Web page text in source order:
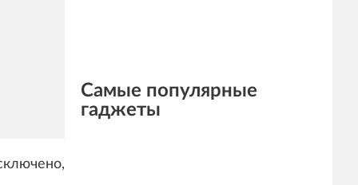
Самые популярные
гаджеты